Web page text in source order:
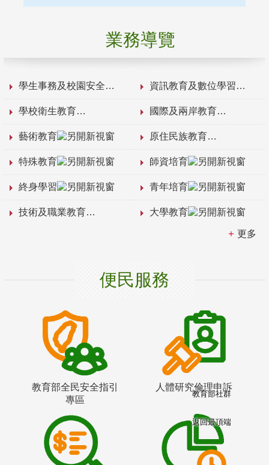
業務導覽
學生事務及校園安全 資訊教育及數位學習
學校衛生教育 國際及兩岸教育
藝術教育 原住民族教育
特殊教育 師資培育
終身學習 青年培育
技術及職業教育 大學教育
更多
便民服務
教育部全民安全指引
專區
人體研究倫理申訴
教育部社群
返回最頂端